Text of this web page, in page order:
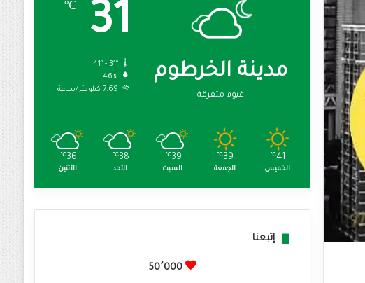
مدينة الخرطوم
غيوم متفرقة
31
℃
41º - 31º
46%
7.69 كيلومتر/ساعة
41
℃
الخميس
39
℃
الجمعة
39
℃
السبت
38
℃
الأحد
36
℃
الأثنين
إتبعنا
50٬000